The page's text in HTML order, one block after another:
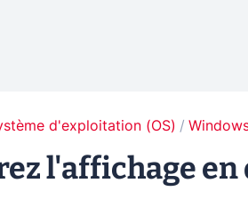
d'exploitation (OS)
l'affichage